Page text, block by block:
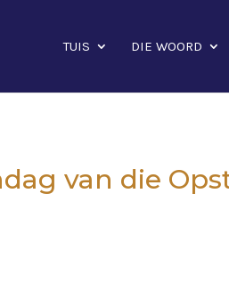
TUIS DIE WOORD
van die